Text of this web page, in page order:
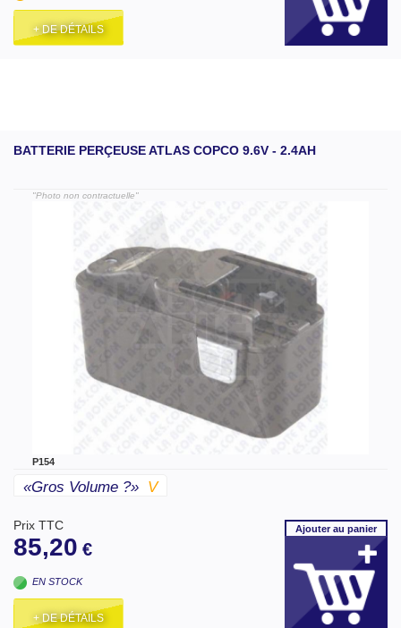
+ DE DÉTAILS
BATTERIE PERÇEUSE ATLAS COPCO 9.6V - 2.4AH
"Photo non contractuelle"
P154
«gros Volume ?» V
Prix TTC
85,20 €
EN STOCK
+ DE DÉTAILS
Ajouterau panier